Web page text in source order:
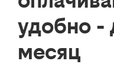
удобно -
месяц